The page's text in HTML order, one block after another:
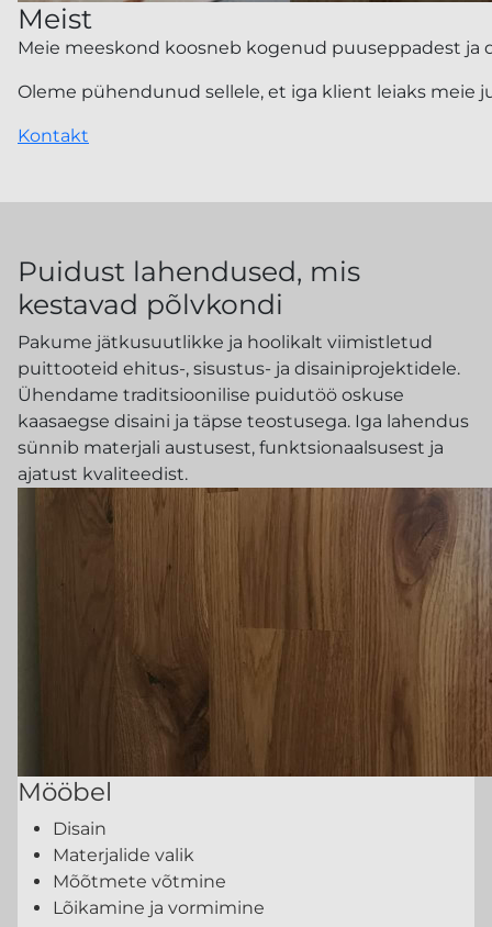
Meist
Meie meeskond koosneb kogenud puuseppadest
Oleme pühendunud sellele, et iga klient leiaks meie
Kontakt
Puidust lahendused, mis
kestavad põlvkondi
Pakume jätkusuutlikke ja hoolikalt viimistletud
puittooteid ehitus-, sisustus- ja disainiprojektidele.
Ühendame traditsioonilise puidutöö oskuse
kaasaegse disaini ja täpse teostusega. Iga lahendus
sünnib materjali austusest, funktsionaalsusest ja
ajatust kvaliteedist.
Mööbel
Disain
Materjalide valik
Mõõtmete võtmine
Lõikamine ja vormimine